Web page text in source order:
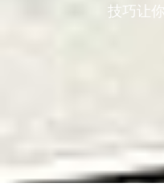
技巧让